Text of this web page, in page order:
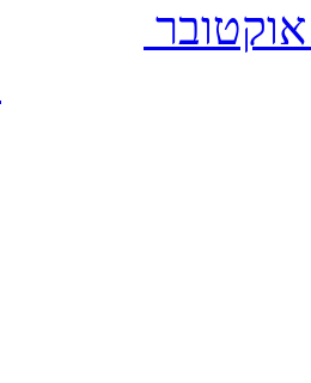
שלישי, 14 אוקטובר